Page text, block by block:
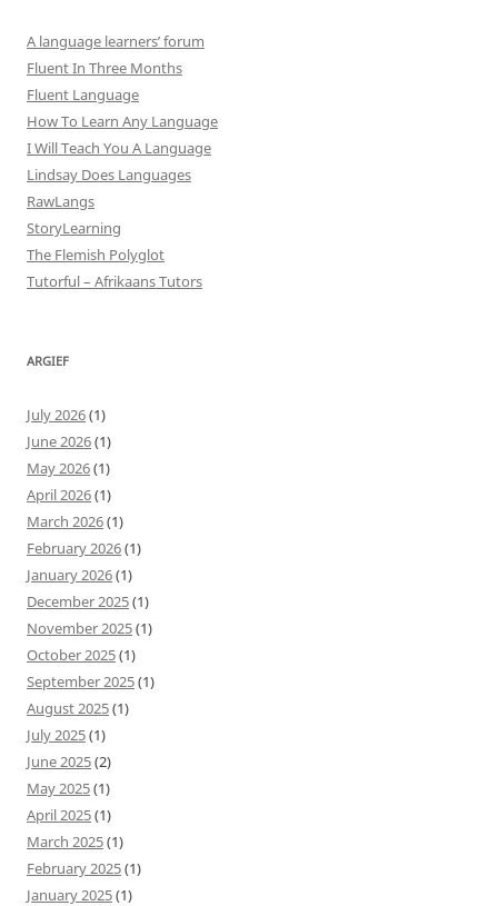
A language learners’ forum
Fluent In Three Months
Fluent Language
How To Learn Any Language
I Will Teach You A Language
Lindsay Does Languages
RawLangs
StoryLearning
The Flemish Polyglot
Tutorful – Afrikaans Tutors
ARGIEF
July 2026(1)
June 2026(1)
May 2026(1)
April 2026(1)
March 2026(1)
February 2026(1)
January 2026(1)
December 2025(1)
November 2025(1)
October 2025(1)
September 2025(1)
August 2025(1)
July 2025(1)
June 2025(2)
May 2025(1)
April 2025(1)
March 2025(1)
February 2025(1)
January 2025(1)